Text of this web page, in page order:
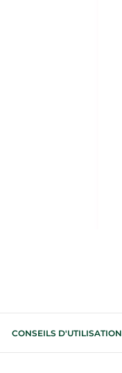
CONSEILS D'UTILISATION